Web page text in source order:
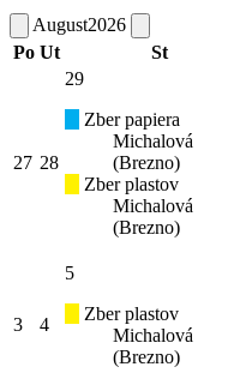
August2026
Po Ut St
27 28
29
Zber papiera
Michalová
(Brezno)
Zber plastov
Michalová
(Brezno)
3 4
5
Zber plastov
Michalová
(Brezno)